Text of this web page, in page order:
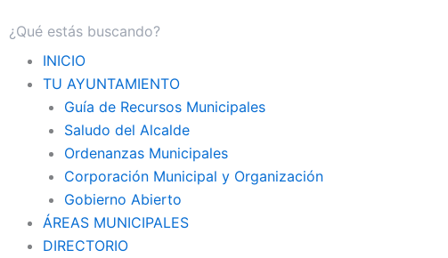
INICIO
TU AYUNTAMIENTO
Guía de Recursos Municipales
Saludo del Alcalde
Ordenanzas Municipales
Corporación Municipal y Organización
Gobierno Abierto
ÁREAS MUNICIPALES
DIRECTORIO